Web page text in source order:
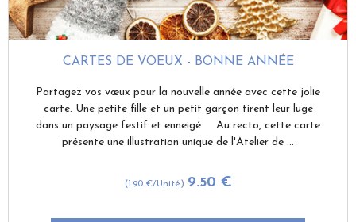
CARTES DE VOEUX - BONNE ANNÉE
(1.90 €/Unité) 9.50 €
Partagez vos vœux pour la nouvelle année avec cette jolie
carte. Une petite fille et un petit garçon tirent leur luge
dans un paysage festif et enneigé. Au recto, cette carte
présente une illustration unique de l'Atelier de ...